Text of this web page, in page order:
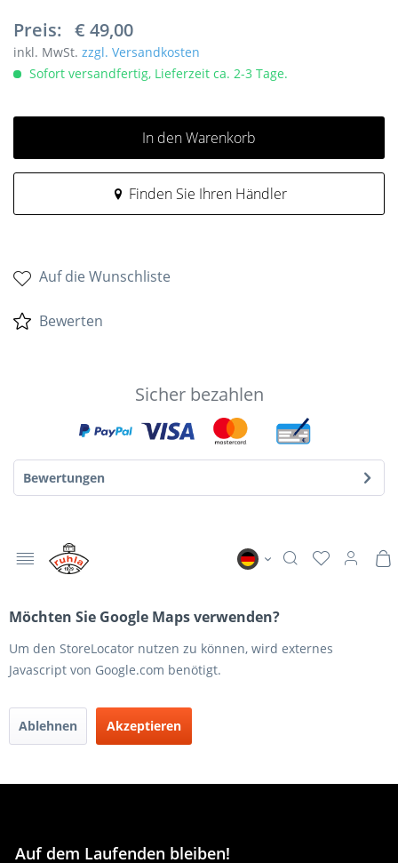
Preis: € 49,00
inkl. MwSt. zzgl. Versandkosten
Sofort versandfertig, Lieferzeit ca. 2-3 Tage.
In den Warenkorb
Finden Sie Ihren Händler
Auf die Wunschliste
Bewerten
Sicher bezahlen
Bewertungen